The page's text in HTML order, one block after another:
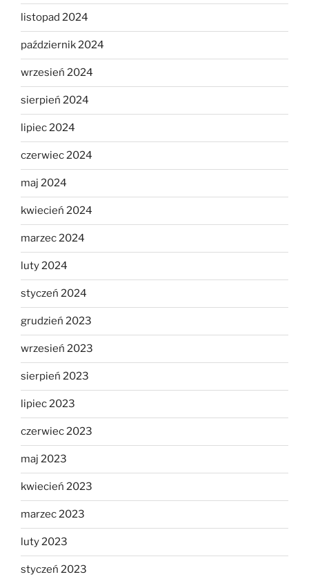
listopad 2024
październik 2024
wrzesień 2024
sierpień 2024
lipiec 2024
czerwiec 2024
maj 2024
kwiecień 2024
marzec 2024
luty 2024
styczeń 2024
grudzień 2023
wrzesień 2023
sierpień 2023
lipiec 2023
czerwiec 2023
maj 2023
kwiecień 2023
marzec 2023
luty 2023
styczeń 2023